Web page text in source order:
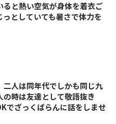
ると熱い空気が身体を着衣ご
っとしていても暑さで体力を
二人は同年代でしかも同じ九
の時は友達として敬語抜き
でざっくばらんに話をしませ